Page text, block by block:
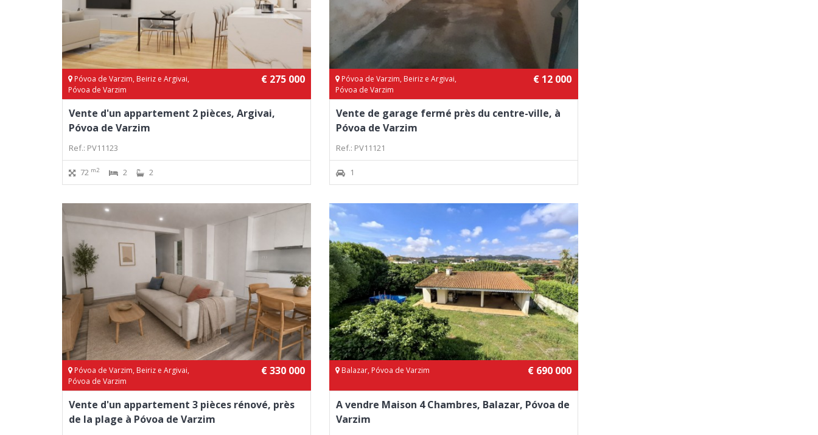
Póvoa de Varzim, Beiriz e Argivai,
Póvoa de Varzim
€ 275 000
Vente d'un appartement 2 pièces, Argivai,
Póvoa de Varzim
Ref.: PV11123
72 m2 2 2
Póvoa de Varzim, Beiriz e Argivai,
Póvoa de Varzim
€ 12 000
Vente de garage fermé près du centre-ville, à
Póvoa de Varzim
Ref.: PV11121
1
Póvoa de Varzim, Beiriz e Argivai,
Póvoa de Varzim
€ 330 000
Vente d'un appartement 3 pièces rénové, près
de la plage à Póvoa de Varzim
Balazar, Póvoa de Varzim € 690 000
A vendre Maison 4 Chambres, Balazar, Póvoa de
Varzim